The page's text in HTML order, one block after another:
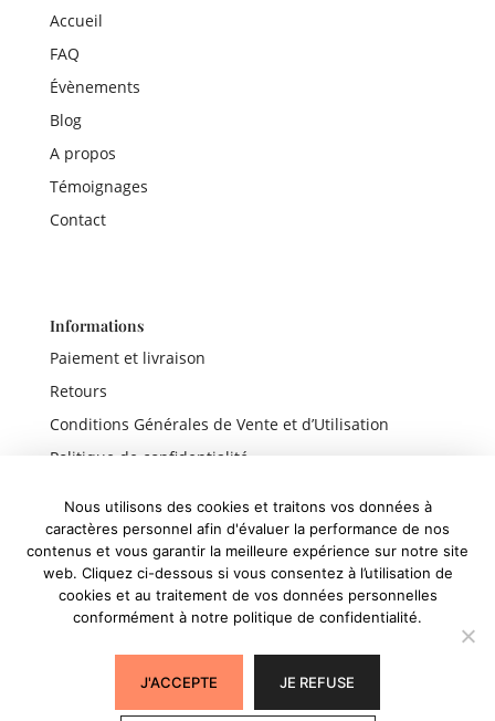
Accueil
FAQ
Évènements
Blog
A propos
Témoignages
Contact
Informations
Paiement et livraison
Retours
Conditions Générales de Vente et d’Utilisation
Politique de confidentialité
Liens rapides
Boutique
Mon compte
Nous utilisons des cookies et traitons vos données à
caractères personnel afin d'évaluer la performance de nos
contenus et vous garantir la meilleure expérience sur notre site
web. Cliquez ci-dessous si vous consentez à l’utilisation de
cookies et au traitement de vos données personnelles
conformément à notre politique de confidentialité.
J'ACCEPTE JE REFUSE